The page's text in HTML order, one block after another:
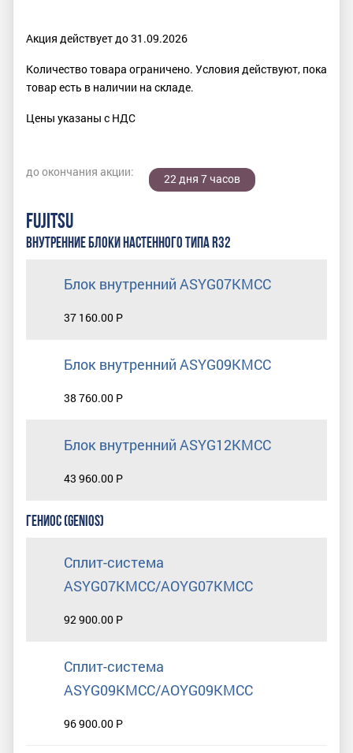
Акция действует до 31.09.2026
Количество товара ограничено. Условия действуют, пока
товар есть в наличии на складе.
Цены указаны с НДС
до окончания акции:
22 дня 7 часов
FUJITSU
ВНУТРЕННИЕ БЛОКИ НАСТЕННОГО ТИПА R32
Блок внутренний ASYG07KMCC
37 160.00 Р
Блок внутренний ASYG09KMCC
38 760.00 Р
Блок внутренний ASYG12KMCC
43 960.00 Р
ГЕНИОС (GENIOS)
Сплит-система
ASYG07KMCC/AOYG07KMCC
92 900.00 Р
Сплит-система
ASYG09KMCC/AOYG09KMCC
96 900.00 Р